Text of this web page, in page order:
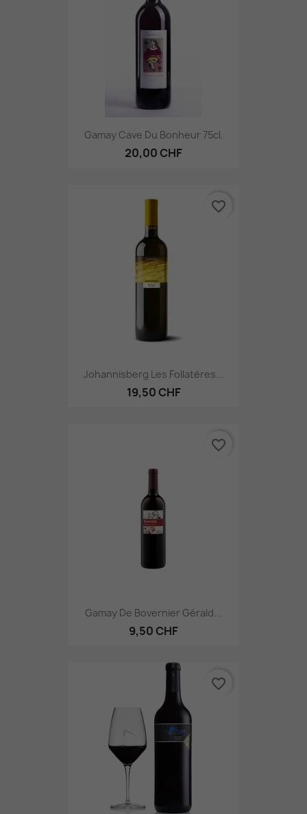
Gamay Cave Du Bonheur 75cl.
20,00 CHF
Johannisberg Les Follatères...
19,50 CHF
favorite_border
Gamay De Bovernier Gérald...
9,50 CHF
favorite_border
favorite_border